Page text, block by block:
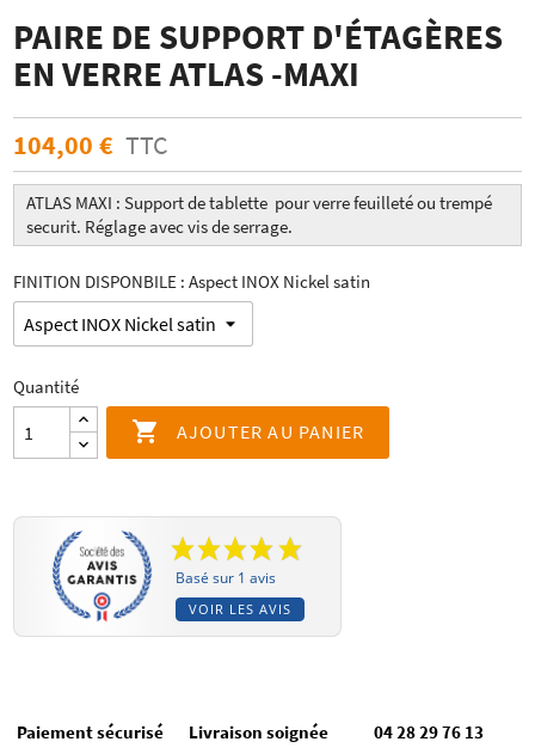
PAIRE DE SUPPORT D'ÉTAGÈRES
EN VERRE ATLAS -MAXI
104,00 € TTC
ATLAS MAXI : Support de tablette pourverre feuilleté ou trempé
securit. Réglage avec vis de serrage.
FINITION DISPONBILE : Aspect INOX Nickel satin
Quantité
 AJOUTER AU PANIER
Basé sur 1 avis
VOIR LES AVIS
Paiement sécurisé Livraison soignée 04 28 29 76 13